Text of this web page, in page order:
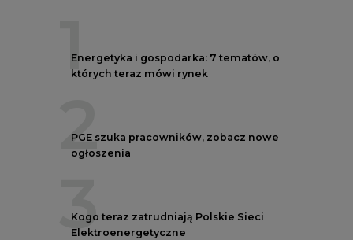
1
Energetyka i gospodarka: 7 tematów, o
których teraz mówi rynek
2
PGE szuka pracowników, zobacz nowe
ogłoszenia
3
Kogo teraz zatrudniają Polskie Sieci
Elektroenergetyczne